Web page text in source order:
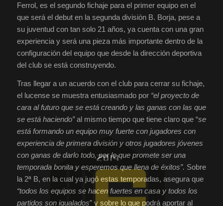
Ferrol, es el segundo fichaje para el primer equipo en el
que será el debut en la segunda división B. Borja, pese a
su juventud con tan solo 21 años, ya cuenta con una gran
experiencia y será una pieza más importante dentro de la
configuración del equipo que desde la dirección deportiva
del club se está construyendo.
Tras llegar a un acuerdo con el club para cerrar su fichaje,
el lucense se muestra entusiasmado por “el proyecto de
cara al futuro que se está creando y las ganas con las que
se está haciendo”al mismo tiempo que tiene claro que “se
está formando un equipo muy fuerte con jugadores con
experiencia de primera división y otros jugadores jóvenes
con ganas de darlo todo, por lo que promete ser una
temporada bonita y esperemos que llena de éxitos”. Sobre
la 2ª B, en la cual ya jugó estas temporadas, asegura que
“todos los equipos se hacen fuertes en casa y todos los
partidos son igualados” y sobre lo que podrá aportar al